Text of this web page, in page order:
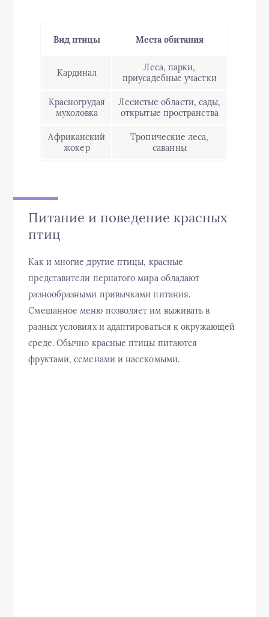
Вид птицы Места обитания
Кардинал
Леса, парки,
приусадебные участки
Красногрудая
мухоловка
Лесистые области, сады,
открытые пространства
Африканский
жокер
Тропические леса,
саванны
Питание и поведение красных
птиц
Как и многие другие птицы, красные
представители пернатого мира обладают
разнообразными привычками питания.
Смешанное меню позволяет им выживать в
разных условиях и адаптироваться к окружающей
среде. Обычно красные птицы питаются
фруктами, семенами и насекомыми.